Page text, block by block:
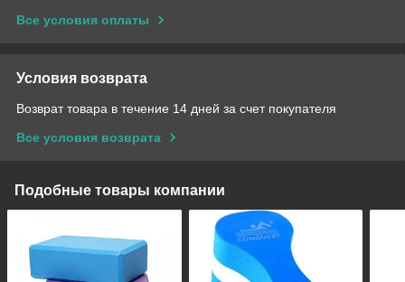
Все условия оплаты
Условия возврата
Возврат товара в течение 14 дней за счет покупателя
Все условия возврата
Подобные товары компании